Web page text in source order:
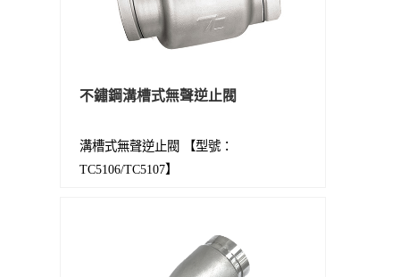
不鏽鋼溝槽式無聲逆止閥
溝槽式無聲逆止閥 【型號：
TC5106/TC5107】